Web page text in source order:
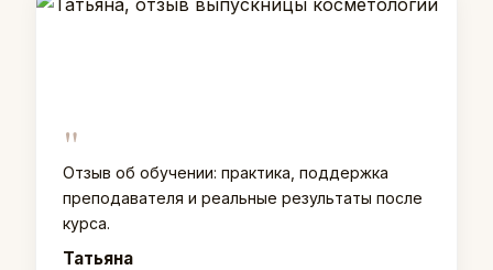
"
Отзыв об обучении: практика, поддержка
преподавателя и реальные результаты после
курса.
Татьяна